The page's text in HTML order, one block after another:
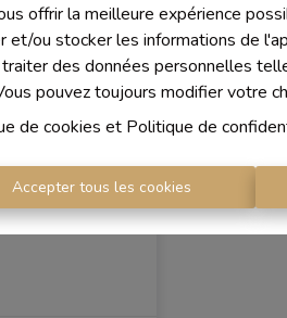
offrir la meilleure expérience
et/ou stocker les informations de
des données personnelles
pouvez toujours modifier votre
de cookies et Politique de
Accepter tous les cookies
pour